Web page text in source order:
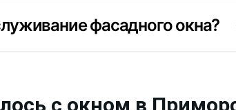
стоить обслуживание фасадных окон
фасадного окна?
с окном в